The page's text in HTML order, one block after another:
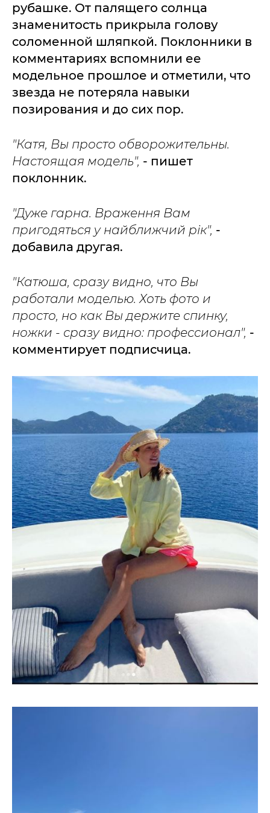
рубашке. От палящего солнца
знаменитость прикрыла голову
соломенной шляпкой. Поклонники в
комментариях вспомнили ее
модельное прошлое и отметили, что
звезда не потеряла навыки
позирования и до сих пор.
"Катя, Вы просто обворожительны.
Настоящая модель", - пишет
поклонник.
"Дуже гарна. Враження Вам
пригодяться у найближчий рік", -
добавила другая.
"Катюша, сразу видно, что Вы
работали моделью. Хоть фото и
просто, но как Вы держите спинку,
ножки - сразу видно: профессионал", -
комментирует подписчица.